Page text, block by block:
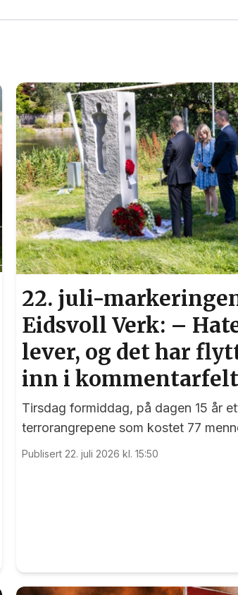
22. juli-
Eidsvoll Verk: –
lever, og det har
inn i
Tirsdag formiddag, på dagen 15 år
terrorangrepene som kostet 77
livet, var det en sterk markering ved
Publisert 22. juli 2026 kl. 15:50